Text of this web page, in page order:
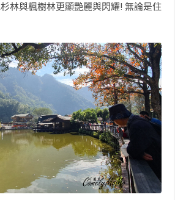
林與楓樹林更顯艷麗與閃耀! 無論是住